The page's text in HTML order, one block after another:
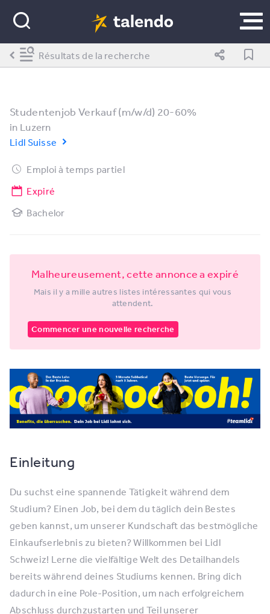
Studentenjob Verkauf (m/w/d) 20-60%
in Luzern
Lidl Suisse
Emploi à temps partiel
Expiré
Bachelor
Malheureusement, cette annonce a expiré
Mais il y a mille autres listes intéressantes qui vous
attendent.
Commencer une nouvelle recherche
Einleitung
Du suchst eine spannende Tätigkeit während dem
Studium? Einen Job, bei dem du täglich dein Bestes
geben kannst, um unserer Kundschaft das bestmögliche
Einkaufserlebnis zu bieten? Willkommen bei Lidl
Schweiz! Lerne die vielfältige Welt des Detailhandels
bereits während deines Studiums kennen. Bring dich
dadurch in eine Pole-Position, um nach erfolgreichem
Abschluss durchzustarten und Teil unserer
Résultats de la recherche